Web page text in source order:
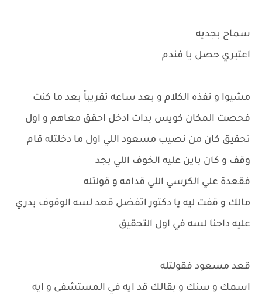
سماح بجديه
اعتبري حصل يا فندم
مشيوا و نفذه الكلام و بعد ساعه تقريباً بعد ما كنت
فحصت المكان كويس بدات ادخل احقق معاهم و اول
تحقيق كان من نصيب مسعود اللي اول ما دخلتله قام
وقف و كان باين عليه الخوف اللي بجد
فقعدة علي الكرسي اللي قدامه و قولتله
مالك و قفت ليه يا دكتور اتفضل قعد لسه الوقوف بدري
عليه داحنا لسه في اول التحقيق
قعد مسعود فقولتله
اسمك و سنك و بقالك قد ايه في المستشفى و ايه